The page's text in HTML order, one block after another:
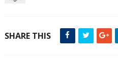
SHARE THIS